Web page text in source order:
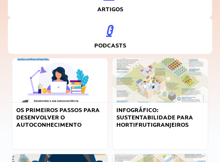
ARTIGOS
PODCASTS
OS PRIMEIROS PASSOS PARA
DESENVOLVER O
AUTOCONHECIMENTO
INFOGRÁFICO:
SUSTENTABILIDADE PARA
HORTIFRUTIGRANJEIROS